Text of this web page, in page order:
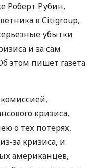
Роберт Рубин,
в Citigroup,
убытки
и за сам
этом пишет газета
кризиса,
о тех потерях,
за кризиса, и
американцев,